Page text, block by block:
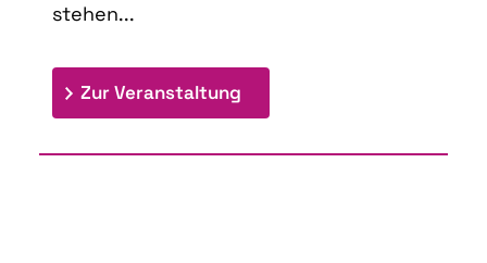
stehen...
Zur Veranstaltung